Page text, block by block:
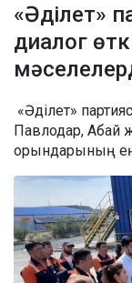
«Әділет»
диалог
«Әділет»
Павлодар, Абай
орындарының